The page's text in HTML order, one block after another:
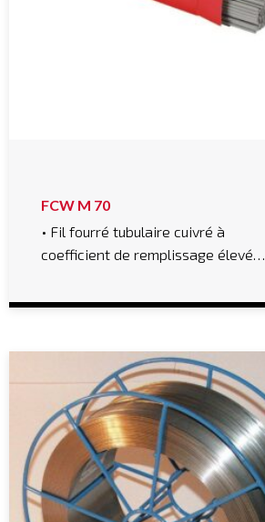
FCW M 70
• Fil fourré tubulaire cuivré à
coefficient de remplissage élevé…